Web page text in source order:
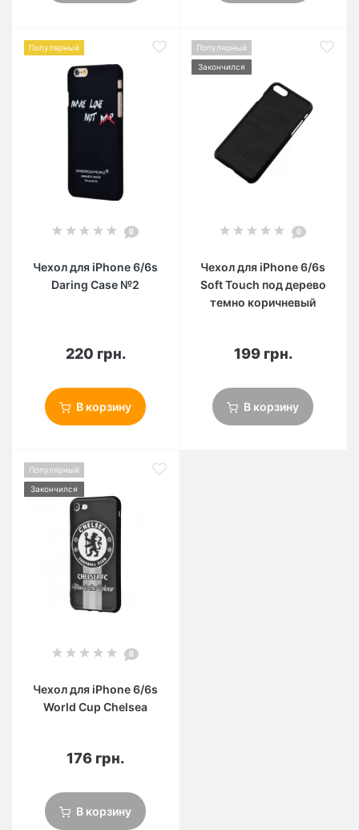
Популярный
0
Чехол для iPhone 6/6s
Daring Case №2
220 грн.
В корзину
Популярный
Закончился
0
Чехол для iPhone 6/6s
Soft Touch под дерево
темно коричневый
199 грн.
В корзину
Популярный
Закончился
0
Чехол для iPhone 6/6s
World Cup Chelsea
176 грн.
В корзину